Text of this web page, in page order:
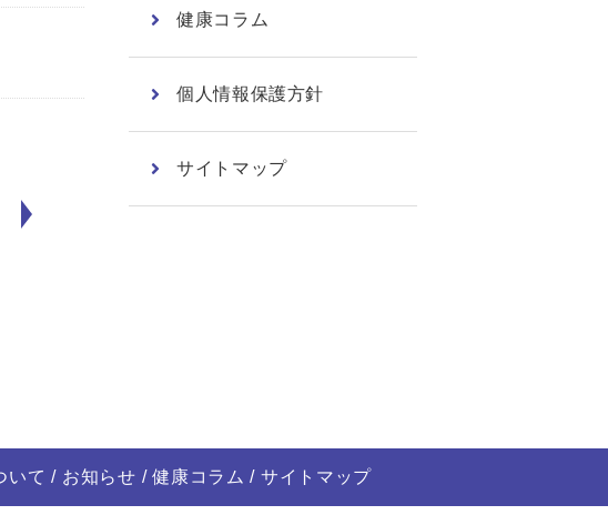
健康コラム
個人情報保護方針
サイトマップ
いて お知らせ 健康コラム サイトマップ